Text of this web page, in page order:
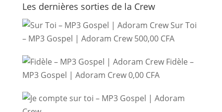
Les dernières sorties de la Crew
Sur Toi
– MP3 Gospel | Adoram Crew 500,00 CFA
Fidèle –
MP3 Gospel | Adoram Crew0,00 CFA